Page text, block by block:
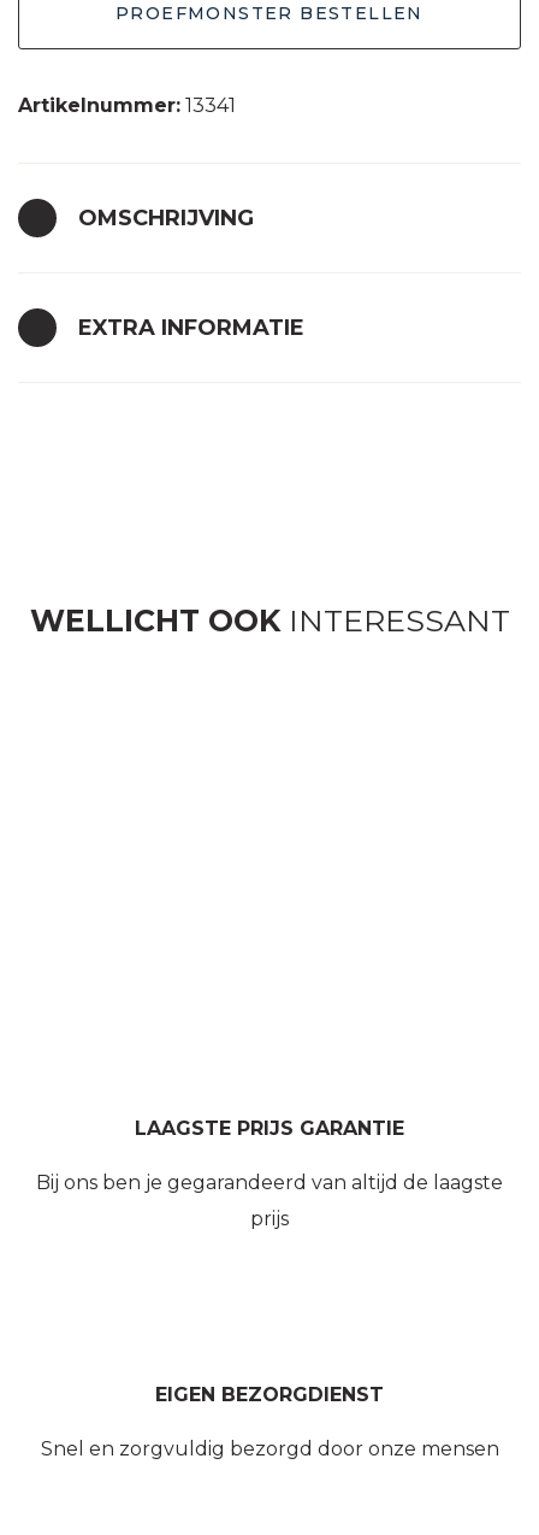
30x30
aantal
PROEFMONSTER BESTELLEN
Artikelnummer: 13341
OMSCHRIJVING
EXTRA INFORMATIE
WELLICHT OOKINTERESSANT
LAAGSTE PRIJS GARANTIE
Bij ons ben je gegarandeerd van altijd de laagste
prijs
EIGEN BEZORGDIENST
Snel en zorgvuldig bezorgd door onze mensen